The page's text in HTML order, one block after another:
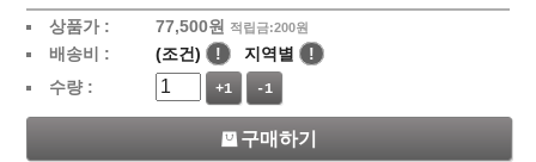
상품가 : 77,500원 적립금:200원
배송비 : (조건) ! 지역별
!
수량 :
+1 -1
구매하기